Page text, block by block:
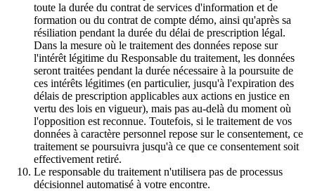
toute la durée du contrat de services d'information et de
formation ou du contrat de compte démo, ainsi qu'après sa
résiliation pendant la durée du délai de prescription légal.
Dans la mesure où le traitement des données repose sur
l'intérêt légitime du Responsable du traitement, les données
seront traitées pendant la durée nécessaire à la poursuite de
ces intérêts légitimes (en particulier, jusqu'à l'expiration des
délais de prescription applicables aux actions en justice en
vertu des lois en vigueur), mais pas au-delà du moment où
l'opposition est reconnue. Toutefois, si le traitement de vos
données à caractère personnel repose sur le consentement, ce
traitement se poursuivra jusqu'à ce que ce consentement soit
effectivement retiré.
Le responsable du traitement n'utilisera pas de processus
décisionnel automatisé à votre encontre.